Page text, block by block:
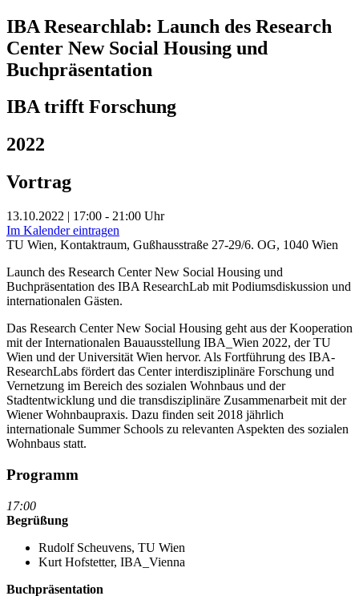
IBA Researchlab: Launch des Research
Center New Social Housing und
Buchpräsentation
IBA trifft Forschung
2022
Vortrag
13.10.2022 | 17:00 - 21:00 Uhr
Im Kalender eintragen
TU Wien, Kontaktraum, Gußhausstraße 27-29/6. OG, 1040 Wien
Launch des Research Center New Social Housing und
Buchpräsentation des IBA ResearchLab mit Podiumsdiskussion und
internationalen Gästen.
Das Research Center New Social Housing geht aus der Kooperation
mit der Internationalen Bauausstellung IBA_Wien 2022, der TU
Wien und der Universität Wien hervor. Als Fortführung des IBA-
ResearchLabs fördert das Center interdisziplinäre Forschung und
Vernetzung im Bereich des sozialen Wohnbaus und der
Stadtentwicklung und die transdisziplinäre Zusammenarbeit mit der
Wiener Wohnbaupraxis. Dazu finden seit 2018 jährlich
internationale Summer Schools zu relevanten Aspekten des sozialen
Wohnbaus statt.
Programm
17:00
Begrüßung
Rudolf Scheuvens, TU Wien
Kurt Hofstetter, IBA_Vienna
Buchpräsentation